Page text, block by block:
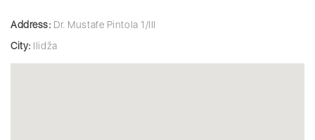
Address: Dr. Mustafe Pintola 1/III
City: Ilidža